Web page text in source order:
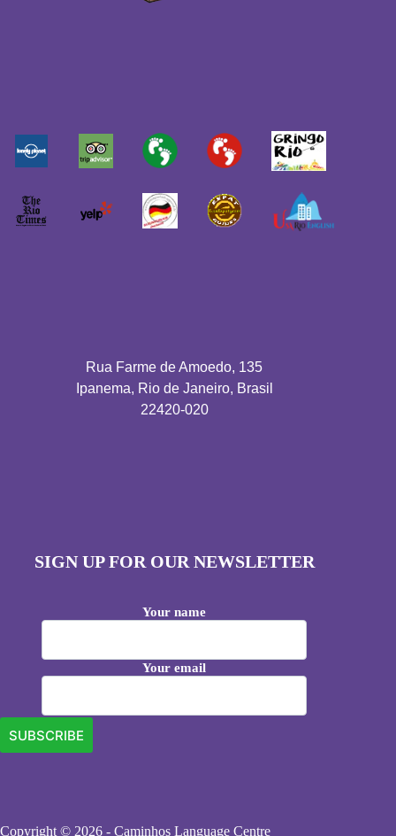
Rua Farme de Amoedo, 135
Ipanema, Rio de Janeiro, Brasil
22420-020
SIGN UP FOR OUR NEWSLETTER
Your name
Your email
Copyright © 2026 - Caminhos Language Centre